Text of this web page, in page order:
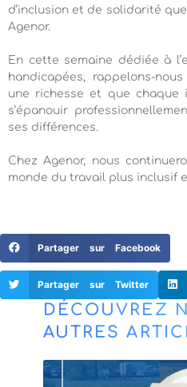
d’inclusion et de solidarité
Agenor.
En cette semaine dédiée à
handicapées, rappelons-
une richesse et que
s’épanouir
ses différences.
Chez Agenor, nous
monde du travail plus inclusif
Partager sur Facebook
Partager sur Twitter
DÉCOUVREZ
AUTRES